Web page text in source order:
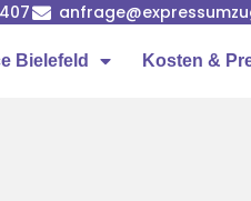
Bielefeld Kosten &